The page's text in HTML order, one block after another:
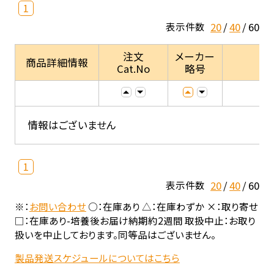
1
表示件数 20 40 60
商品詳細情報
注文
Cat.No
メーカー
略号
情報はございません
1
表示件数 20 40 60
※：お問い合わせ○：在庫あり △：在庫わずか ×：取り寄せ
□：在庫あり-培養後お届け納期約2週間 取扱中止：お取り
扱いを中止しております。同等品はございません。
製品発送スケジュールについてはこちら